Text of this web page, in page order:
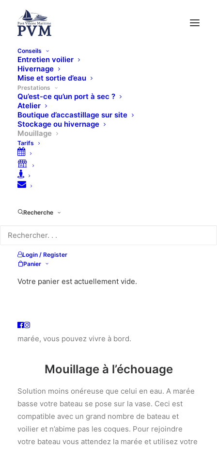
Conseils
Entretien voilier
Hivernage
Mise et sortie d’eau
Prestations
Qu’est-ce qu’un port à sec ?
Atelier
Boutique d’accastillage sur site
Stockage ou hivernage
Mouillage
Tarifs
Recherche
Login / Register
Panier
Votre panier est actuellement vide.
Mouillage / coffre /
Le port vous propose des mouillages / coffres
Mars à Octobre devant notre chantier. Ils sont en
saison. Accessibles avec votre annexe selon la
marée, vous pouvez vivre à bord.
Mouillage à l’échouage
Solution moins onéreuse que celui en eau. A marée
basse votre bateau se pose sur la vase. Ceci est
compatible avec un grand nombre de bateau et
voilier et n’abime pas les coques. Pour rejoindre
votre bateau vous attendez la marée et utilisez votre